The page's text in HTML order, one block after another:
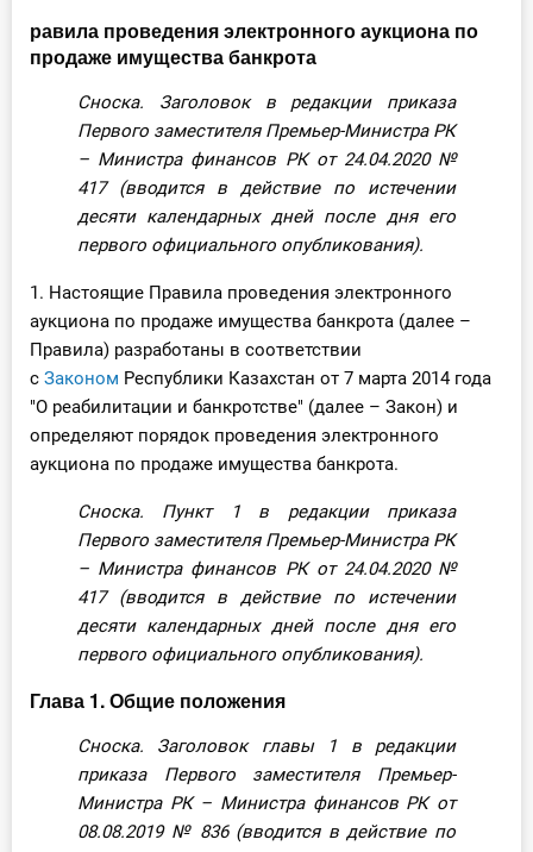
равила проведения электронного аукциона по
продаже имущества банкрота
Сноска. Заголовок в редакции приказа
Первого заместителя Премьер-Министра РК
– Министра финансов РК от 24.04.2020 №
417(вводится в действие по истечении
десяти календарных дней после дня его
первого официального опубликования).
1. Настоящие Правила проведения электронного
аукциона по продаже имущества банкрота (далее –
Правила) разработаны в соответствии
с Законом Республики Казахстан от 7 марта 2014 года
"О реабилитации и банкротстве" (далее – Закон) и
определяют порядок проведения электронного
аукциона по продаже имущества банкрота.
Сноска. Пункт 1 в редакции приказа
Первого заместителя Премьер-Министра РК
– Министра финансов РК от 24.04.2020 №
417(вводится в действие по истечении
десяти календарных дней после дня его
первого официального опубликования).
Глава 1. Общие положения
Сноска. Заголовок главы 1 в редакции
приказа Первого заместителя Премьер-
Министра РК – Министра финансов РК от
08.08.2019 № 836(вводится в действие по